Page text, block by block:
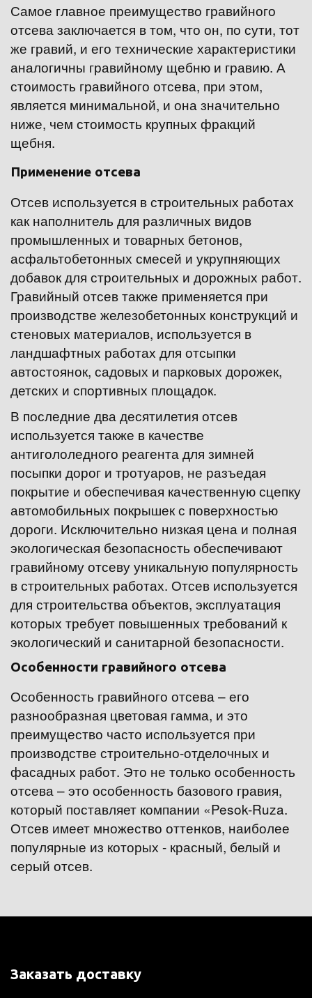
Самое главное преимущество гравийного
отсева заключается в том, что он, по сути, тот
же гравий, и его технические характеристики
аналогичны гравийному щебню и гравию. А
стоимость гравийного отсева, при этом,
является минимальной, и она значительно
ниже, чем стоимость крупных фракций
щебня.
Применение отсева
Отсев используется в строительных работах
как наполнитель для различных видов
промышленных и товарных бетонов,
асфальтобетонных смесей и укрупняющих
добавок для строительных и дорожных работ.
Гравийный отсев также применяется при
производстве железобетонных конструкций и
стеновых материалов, используется в
ландшафтных работах для отсыпки
автостоянок, садовых и парковых дорожек,
детских и спортивных площадок.
В последние два десятилетия отсев
используется также в качестве
антигололедного реагента для зимней
посыпки дорог и тротуаров, не разъедая
покрытие и обеспечивая качественную сцепку
автомобильных покрышек с поверхностью
дороги. Исключительно низкая цена и полная
экологическая безопасность обеспечивают
гравийному отсеву уникальную популярность
в строительных работах. Отсев используется
для строительства объектов, эксплуатация
которых требует повышенных требований к
экологический и санитарной безопасности.
Особенности гравийного отсева
Особенность гравийного отсева – его
разнообразная цветовая гамма, и это
преимущество часто используется при
производстве строительно-отделочных и
фасадных работ. Это не только особенность
отсева – это особенность базового гравия,
который поставляет компании «Pesok-Ruza.
Отсев имеет множество оттенков, наиболее
популярные из которых - красный, белый и
серый отсев.
Заказать доставку